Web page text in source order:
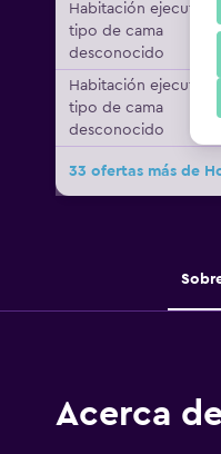
Habitación ejecutiva,
tipo de cama
desconocido
Habitación ejecutiva,
tipo de cama
desconocido
33 ofertas más de
Acerca